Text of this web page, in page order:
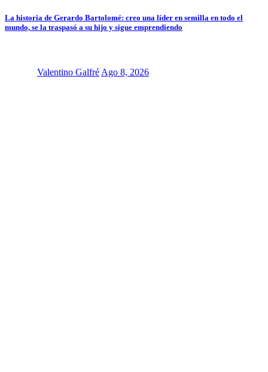
La historia de Gerardo Bartolomé: creo una líder en semilla en todo el
mundo, se la traspasó a su hijo y sigue emprendiendo
Valentino Galfré Ago 8, 2026